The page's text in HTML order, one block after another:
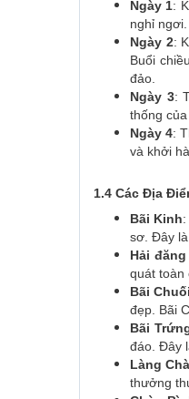
Ngày 1:
nghỉ
Ngày 2:
Buổi
đảo.
Ngày 3:
thống
Ngày 4:
và khởi
1.4 Các Địa
Bãi Kinh
sơ. Đây
Hải
quát toàn
Bãi Chuối
đẹp. Bãi
Bãi
đáo. Đây
Làng
thưởng